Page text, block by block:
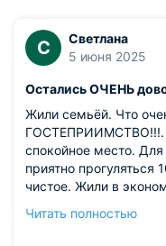
С
Светлана
5 июня 2025
Остались ОЧЕНЬ
Жили семьёй. Что
ГОСТЕПРИИМСТВО!!!.
спокойное место.
приятно прогуляться
чистое. Жили в
бронировать
Читать полностью